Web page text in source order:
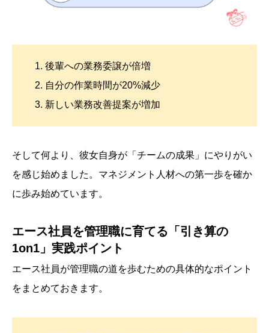
1. 後輩への業務委譲が倍増
2. 自分の作業時間が20%減少
3. 新しい業務改善提案が増加
そして何より、彼女自身が「チームの成果」にやりがい
を感じ始めました。マネジメント人材への第一歩を確か
に歩み始めています。
エース社員を管理職に育てる「引き算の
1on1」実践ポイント
エース社員が管理職の道を歩むための具体的なポイント
をまとめておきます。